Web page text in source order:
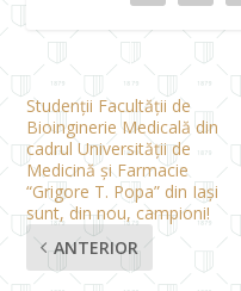
Studenţii Facultăţii de
Bioinginerie Medicală din
cadrul Universităţii de
Medicină şi Farmacie
“Grigore T. Popa” din Iaşi
sunt, din nou, campioni!
ANTERIOR